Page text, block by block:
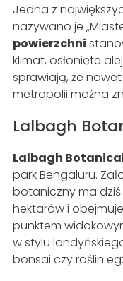
Jedna z
nazywano je
powierzchni
klimat, osłonięte
sprawiają, że
metropolii można
Lalbagh
Lalbagh
park Bengaluru.
botaniczny ma
hektarów i
punktem
w stylu
bonsai czy roślin